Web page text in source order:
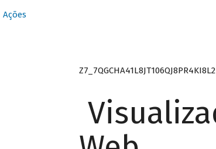
Ações
Z7_7QGCHA41L8JT106QJ8PR4KI8L2